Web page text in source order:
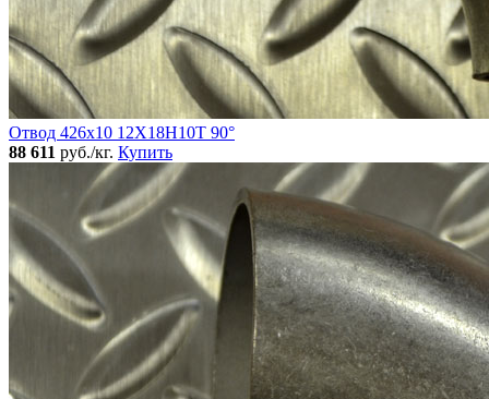
Отвод 426х10 12Х18Н10Т 90°
88 611 руб./кг. Купить